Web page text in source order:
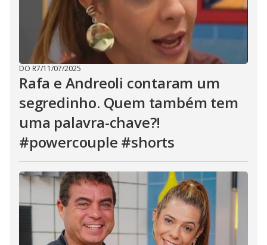
DO R7/11/07/2025
Rafa e Andreoli contaram um
segredinho. Quem também tem
uma palavra-chave?!
#powercouple #shorts